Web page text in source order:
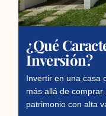
¿Qué
Inversión?
Invertir en una casa
más allá de
patrimonio con alta